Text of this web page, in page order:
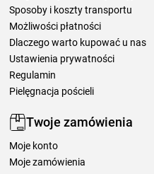
Sposoby i koszty transportu
Możliwości płatności
Dlaczego warto kupować u nas
Ustawienia prywatności
Regulamin
Pielęgnacja pościeli
Twoje zamówienia
Moje konto
Moje zamówienia